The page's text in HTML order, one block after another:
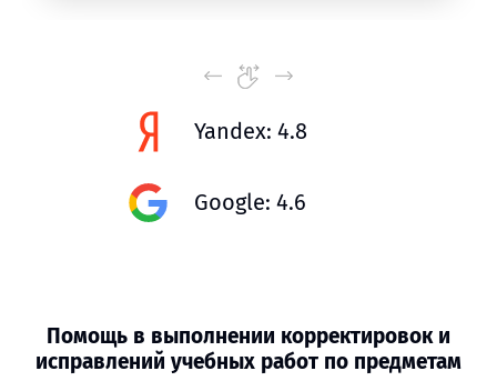
Yandex: 4.8
Google: 4.6
Помощь в выполнении корректировок и
исправлений учебных работ по предметам